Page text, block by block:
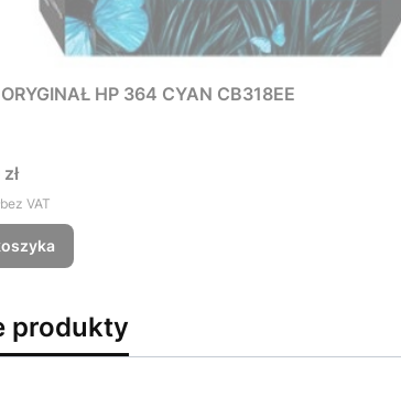
HP 364 CYAN CB318EE
bez VAT
produkty